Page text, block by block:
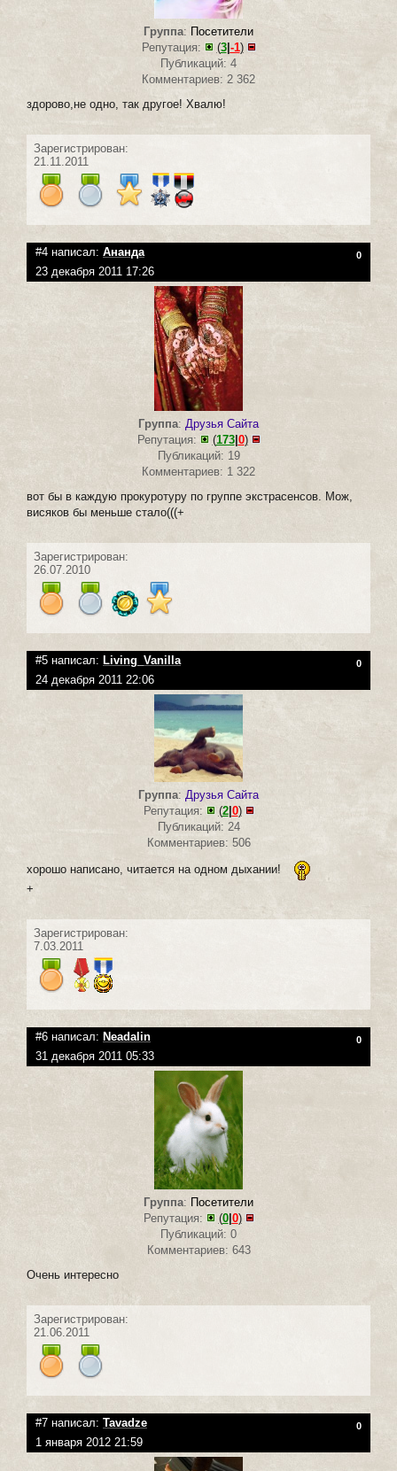
Группа: Посетители
Репутация:
(3| -1)
Публикаций: 4
Комментариев: 2 362
здорово,не одно, так другое! Хвалю!
Зарегистрирован:
21.11.2011
#4 написал: Ананда 0
23 декабря 2011 17:26
Группа: Друзья Сайта
Репутация:
(173| 0)
Публикаций: 19
Комментариев: 1 322
вот бы в каждую прокуротуру по группе экстрасенсов. Мож,
висяков бы меньше стало(((+
Зарегистрирован:
26.07.2010
#5 написал: Living_Vanilla 0
24 декабря 2011 22:06
Группа: Друзья Сайта
Репутация:
(2| 0)
Публикаций: 24
Комментариев: 506
хорошо написано, читается на одном дыхании!
+
Зарегистрирован:
7.03.2011
#6 написал: Neadalin 0
31 декабря 2011 05:33
Группа: Посетители
Репутация:
(0| 0)
Публикаций: 0
Комментариев: 643
Очень интересно
Зарегистрирован:
21.06.2011
#7 написал: Tavadze 0
1 января 2012 21:59